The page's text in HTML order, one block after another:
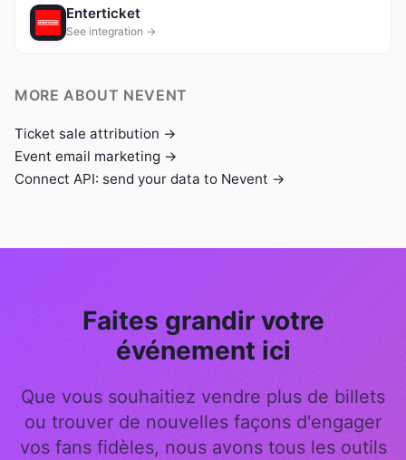
Enterticket
See integration →
MORE ABOUT NEVENT
Ticket sale attribution →
Event email marketing →
Connect API: send your data to Nevent →
Faites grandir votre
événement ici
Que vous souhaitiez vendre plus de billets
ou trouver de nouvelles façons d'engager
vos fans fidèles, nous avons tous les outils